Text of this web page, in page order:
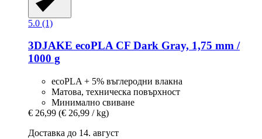
5.0 (1)
3DJAKE ecoPLA CF Dark Gray, 1,75 mm /
1000 g
ecoPLA + 5% въглеродни влакна
Матова, техническа повърхност
Минимално свиване
€ 26,99 (€ 26,99 / kg)
Доставка до 14. август